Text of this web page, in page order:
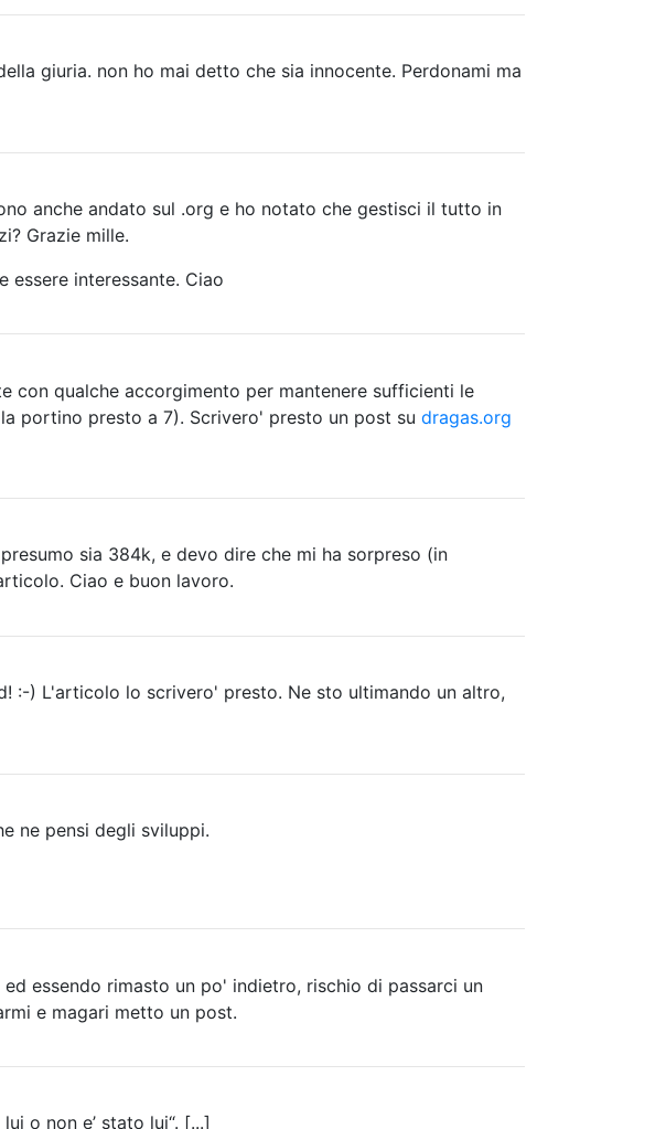
non ho mai detto che sia innocente. Perdonami ma
anche andato sul .org e ho notato che gestisci il tutto in
Grazie mille.
interessante. Ciao
con qualche accorgimento per mantenere sufficienti le
portino presto a 7). Scrivero' presto un post sudragas.org
Ciao e buon lavoro.
:-) L'articolo lo scrivero' presto. Ne sto ultimando un altro,
ne pensi degli sviluppi.
essendo rimasto un po' indietro, rischio di passarci un
e magari metto un post.
o non e’ stato lui“. [...]